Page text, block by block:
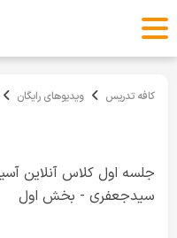
کافه تدریس ویدیوهای رایگان
جلسه اول کلاس آنلاین
سیدجعفری - بخش اول